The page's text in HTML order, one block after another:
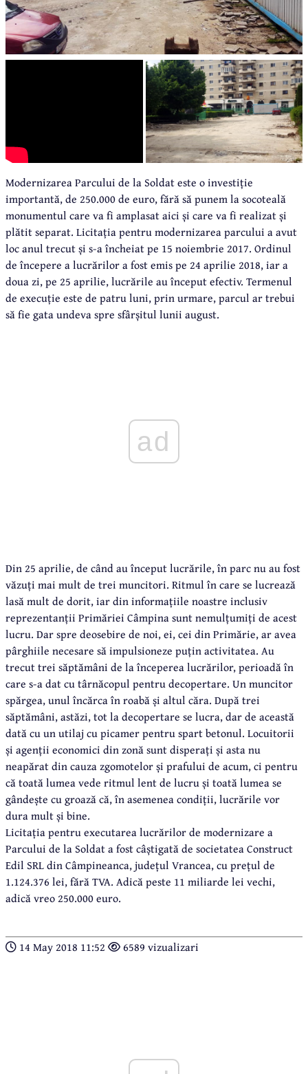
Modernizarea Parcului de la Soldat este o investiție
importantă, de 250.000 de euro, fără să punem la socoteală
monumentul care va fi amplasat aici și care va fi realizat și
plătit separat. Licitația pentru modernizarea parcului a avut
loc anul trecut și s-a încheiat pe 15 noiembrie 2017. Ordinul
de începere a lucrărilor a fost emis pe 24 aprilie 2018, iar a
doua zi, pe 25 aprilie, lucrările au început efectiv. Termenul
de execuție este de patru luni, prin urmare, parcul ar trebui
să fie gata undeva spre sfârșitul lunii august.
ad
Din 25 aprilie, de când au început lucrările, în parc nu au fost
văzuți mai mult de trei muncitori. Ritmul în care se lucrează
lasă mult de dorit, iar din informațiile noastre inclusiv
reprezentanții Primăriei Câmpina sunt nemulțumiți de acest
lucru. Dar spre deosebire de noi, ei, cei din Primărie, ar avea
pârghiile necesare să impulsioneze puțin activitatea. Au
trecut trei săptămâni de la începerea lucrărilor, perioadă în
care s-a dat cu târnăcopul pentru decopertare. Un muncitor
spărgea, unul încărca în roabă și altul căra. După trei
săptămâni, astăzi, tot la decopertare se lucra, dar de această
dată cu un utilaj cu picamer pentru spart betonul. Locuitorii
și agenții economici din zonă sunt disperați și asta nu
neapărat din cauza zgomotelor și prafului de acum, ci pentru
că toată lumea vede ritmul lent de lucru și toată lumea se
gândește cu groază că, în asemenea condiții, lucrările vor
dura mult și bine.
Licitația pentru executarea lucrărilor de modernizare a
Parcului de la Soldat a fost câștigată de societatea Construct
Edil SRL din Câmpineanca, județul Vrancea, cu prețul de
1.124.376 lei, fără TVA. Adică peste 11 miliarde lei vechi,
adică vreo 250.000 euro.
14 May 2018 11:52 6589 vizualizari